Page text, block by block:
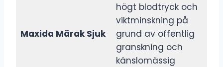
Maxida Märak Sjuk
högt blodtryck och
viktminskning på
grund av offentlig
granskning och
känslomässig